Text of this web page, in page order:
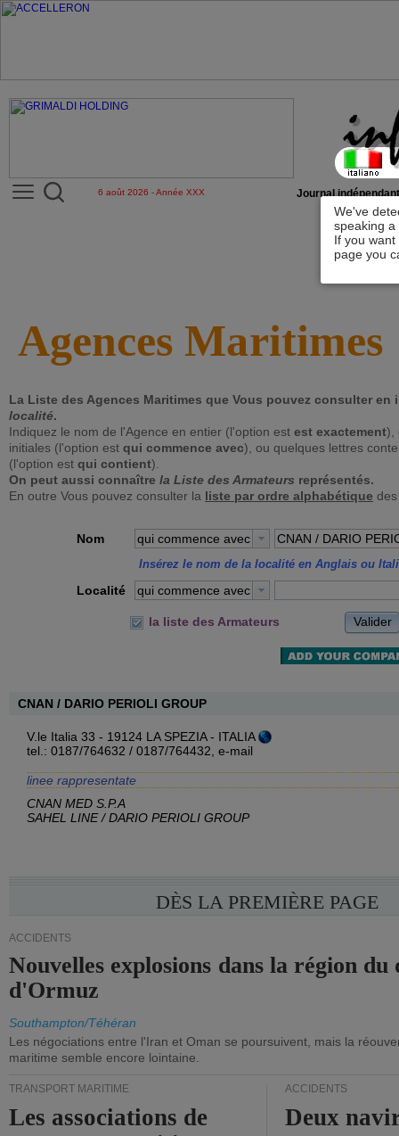
We've
speaking
If you
page you
6 août 2026 - Année XXX Journal
Agences Maritimes
La Liste des Agences Maritimes que Vous pouvez consulter
localité.
Indiquez le nom de l'Agence en entier (l'option est est exactement),
initiales (l'option est qui commence avec), ou quelques lettres
(l'option est qui contient).
On peut aussi connaître la Liste des Armateurs représentés.
En outre Vous pouvez consulter la liste par ordre alphabétique
Nom qui commence avec
Insérez le nom de la localité en Anglais ou
Localité qui commence avec
la liste des Armateurs Valider
CNAN / DARIO PERIOLI GROUP
V.le Italia 33 - 19124 LA SPEZIA - ITALIA
tel.: 0187/764632 / 0187/764432, e-mail
linee rappresentate
CNAN MED S.P.A
SAHEL LINE / DARIO PERIOLI GROUP
DÈS LA PREMIÈRE PAGE
ACCIDENTS
Nouvelles explosions dans la région
d'Ormuz
Southampton/Téhéran
Les négociations entre l'Iran et Oman se poursuivent, mais la
maritime semble encore lointaine.
TRANSPORT MARITIME
Les associations de
ACCIDENTS
Deux